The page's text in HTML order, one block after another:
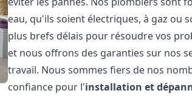
eau, qu'ils soient électriques, à gaz ou
plus brefs délais pour résoudre vos
et nous offrons des garanties sur nos
travail. Nous sommes fiers de nos
confiance pour l'installation et